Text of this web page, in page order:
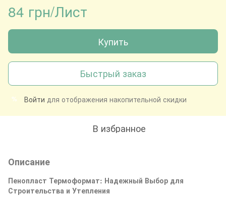
84 грн/Лист
Купить
Быстрый заказ
% Войти для отображения накопительной скидки
В избранное
Описание
Пенопласт Термоформат: Надежный Выбор для
Строительства и Утепления